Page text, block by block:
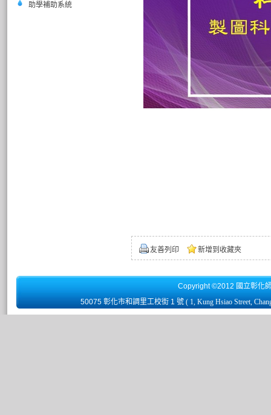
助學補助系統
友善列印 新增到收藏夾
Copyright ©2012 國立彰化
50075 彰化市和調里工校街 1 號 ( 1, Kung Hsiao Street,